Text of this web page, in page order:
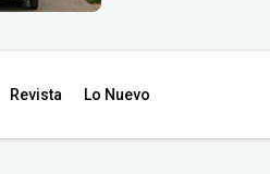
Revista Lo Nuevo